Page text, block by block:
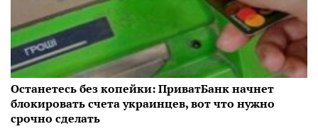
Останетесь без копейки: ПриватБанк начнет
блокировать счета украинцев, вот что нужно
срочно сделать